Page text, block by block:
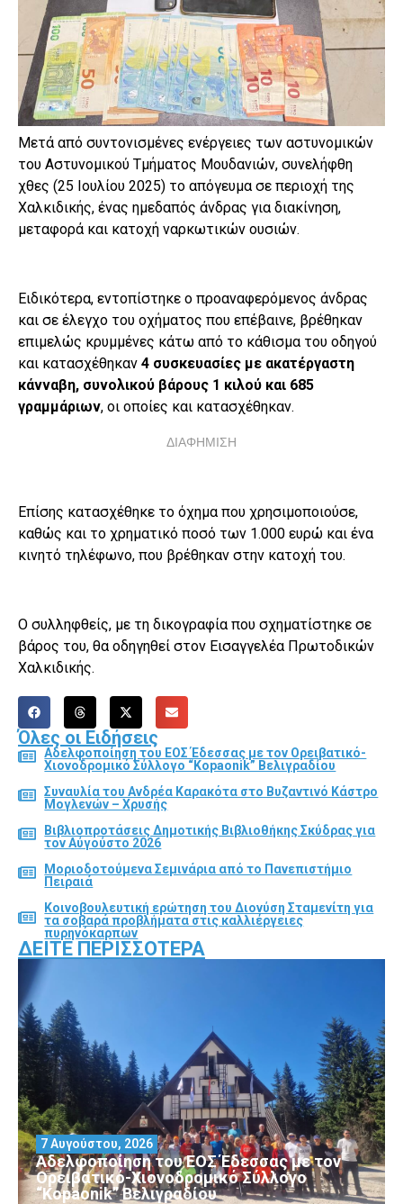
Μετά από συντονισμένες ενέργειες των αστυνομικών
του Αστυνομικού Τμήματος Μουδανιών, συνελήφθη
χθες (25 Ιουλίου 2025) το απόγευμα σε περιοχή της
Χαλκιδικής, ένας ημεδαπός άνδρας για διακίνηση,
μεταφορά και κατοχή ναρκωτικών ουσιών.
Ειδικότερα, εντοπίστηκε ο προαναφερόμενος άνδρας
και σε έλεγχο του οχήματος που επέβαινε, βρέθηκαν
επιμελώς κρυμμένες κάτω από το κάθισμα του οδηγού
και κατασχέθηκαν 4 συσκευασίες με ακατέργαστη
κάνναβη, συνολικού βάρους 1 κιλού και 685
γραμμάριων, οι οποίες και κατασχέθηκαν.
ΔΙΑΦΗΜΙΣΗ
Επίσης κατασχέθηκε το όχημα που χρησιμοποιούσε,
καθώς και το χρηματικό ποσό των 1.000 ευρώ και ένα
κινητό τηλέφωνο, που βρέθηκαν στην κατοχή του.
Ο συλληφθείς, με τη δικογραφία που σχηματίστηκε σε
βάρος του, θα οδηγηθεί στον Εισαγγελέα Πρωτοδικών
Χαλκιδικής.
Όλες οι Ειδήσεις
Αδελφοποίηση του ΕΟΣ Έδεσσας με τον Ορειβατικό-
Χιονοδρομικό Σύλλογο “Kopaonik” Βελιγραδίου
Συναυλία του Ανδρέα Καρακότα στο Βυζαντινό Κάστρο
Μογλενών – Χρυσής
Βιβλιοπροτάσεις Δημοτικής Βιβλιοθήκης Σκύδρας για
τον Αύγούστο 2026
Μοριοδοτούμενα Σεμινάρια από το Πανεπιστήμιο
Πειραιά
Κοινοβουλευτική ερώτηση του Διονύση Σταμενίτη για
τα σοβαρά προβλήματα στις καλλιέργειες
πυρηνόκαρπων
ΔΕΊΤΕ ΠΕΡΙΣΣΌΤΕΡΑ
Αδελφοποίηση του ΕΟΣ Έδεσσας με τον
Ορειβατικό-Χιονοδρομικό Σύλλογο
“Kopaonik” Βελιγραδίου
7 Αυγούστου, 2026